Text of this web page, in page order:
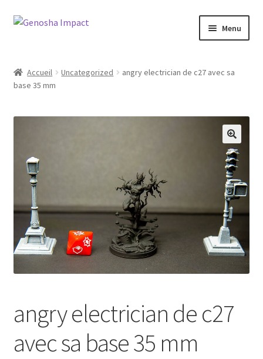
Aller
navigation
Aller
Menu
Cart
Checkout
Shop
Wishlist
Accueil Uncategorized
angry electrician de c27 avec sa
base 35 mm
angry electrician de c27
avec sa base 35 mm